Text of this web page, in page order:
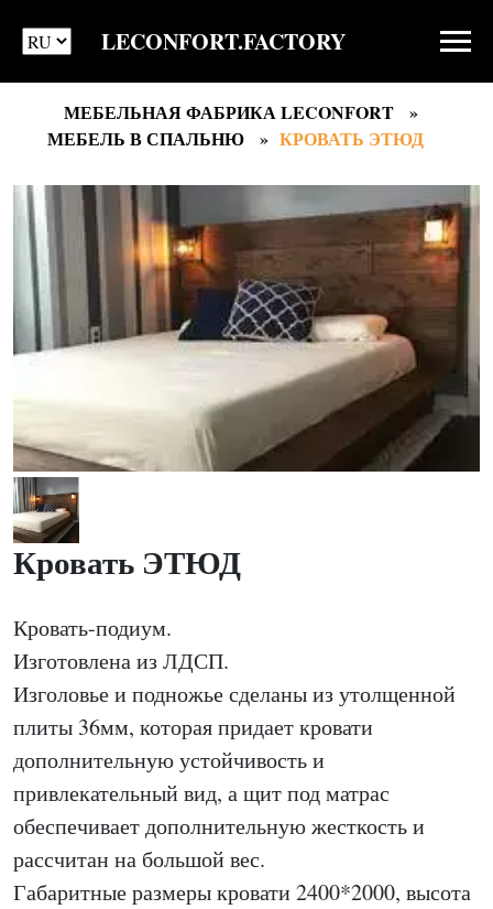
LECONFORT.FACTORY
МЕБЕЛЬНАЯ ФАБРИКА LECONFORT
МЕБЕЛЬ В СПАЛЬНЮ
КРОВАТЬ ЭТЮД
Кровать ЭТЮД
Кровать-подиум.
Изготовлена из ЛДСП.
Изголовье и подножье сделаны из утолщенной
плиты 36мм, которая придает кровати
дополнительную устойчивость и
привлекательный вид, а щит под матрас
обеспечивает дополнительную жесткость и
рассчитан на большой вес.
Габаритные размеры кровати 2400*2000, высота